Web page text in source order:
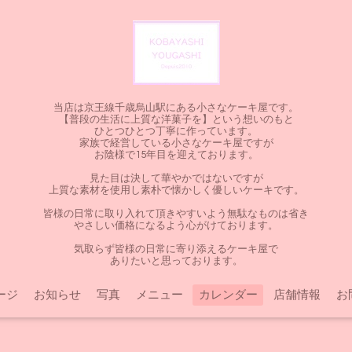
当店は京王線千歳烏山駅にある小さなケーキ屋です。
【普段の生活に上質な洋菓子を】という想いのもと
ひとつひとつ丁寧に作っています。
家族で経営している小さなケーキ屋ですが
お陰様で15年目を迎えております。
見た目は決して華やかではないですが
上質な素材を使用し素朴で懐かしく優しいケーキです。
皆様の日常に取り入れて頂きやすいよう無駄なものは省き
やさしい価格になるよう心がけております。
気取らず皆様の日常に寄り添えるケーキ屋で
ありたいと思っております。
ジ お知らせ 写真 メニュー カレンダー 店舗情報 お